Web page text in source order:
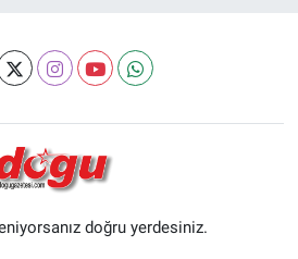
doğru yerdesiniz.